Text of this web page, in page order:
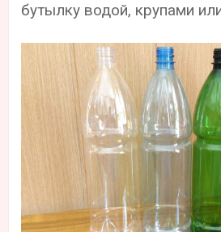
бутылку водой, крупами